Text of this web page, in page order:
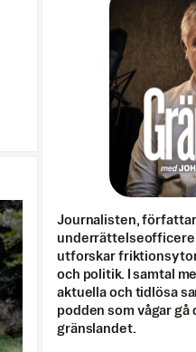
Journalisten,
utforskar
och politik. I samtal
aktuella och tidlösa
podden som vågar gå
gränslandet.